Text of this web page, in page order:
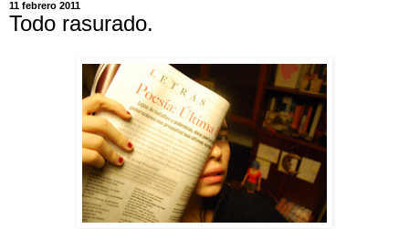
11 febrero 2011
Todo rasurado.